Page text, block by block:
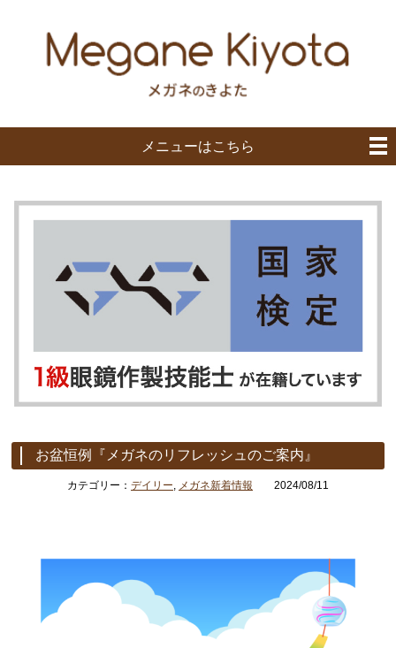
メニューはこちら
お盆恒例『メガネのリフレッシュのご案内』
カテゴリー： デイリー, メガネ新着情報 2024/08/11